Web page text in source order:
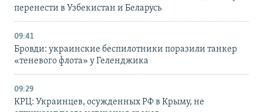
перенести в Узбекистан и Беларусь
09:41
Бровди: украинские беспилотники поразили танкер
«теневого флота» у Геленджика
09:29
КРЦ: Украинцев, осужденных РФ в Крыму, не